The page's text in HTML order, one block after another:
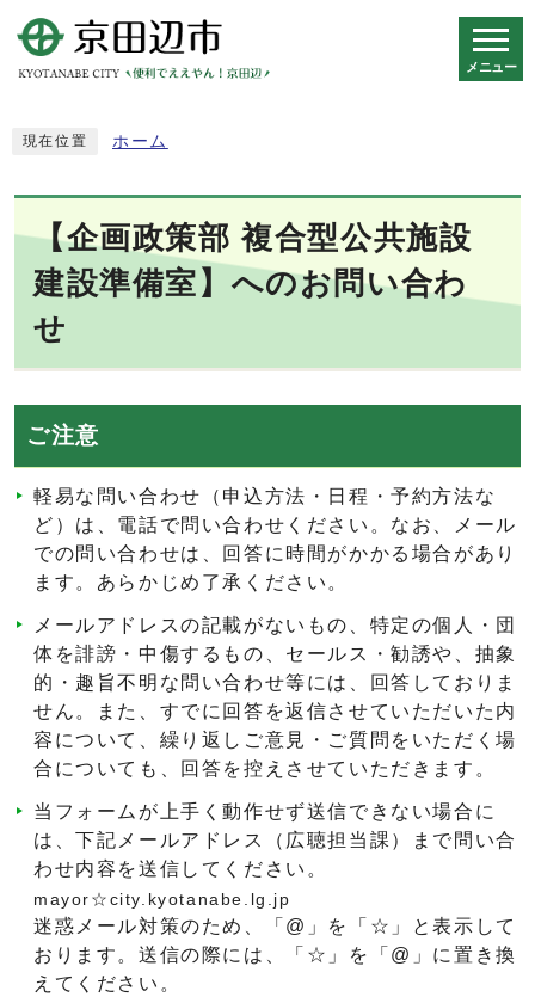
メニュー
現在位置 ホーム
【企画政策部 複合型公共施設
建設準備室】へのお問い合わ
せ
ご注意
軽易な問い合わせ（申込方法・日程・予約方法な
ど）は、電話で問い合わせください。なお、メール
での問い合わせは、回答に時間がかかる場合があり
ます。あらかじめ了承ください。
メールアドレスの記載がないもの、特定の個人・団
体を誹謗・中傷するもの、セールス・勧誘や、抽象
的・趣旨不明な問い合わせ等には、回答しておりま
せん。また、すでに回答を返信させていただいた内
容について、繰り返しご意見・ご質問をいただく場
合についても、回答を控えさせていただきます。
当フォームが上手く動作せず送信できない場合に
は、下記メールアドレス（広聴担当課）まで問い合
わせ内容を送信してください。
mayor☆city.kyotanabe.lg.jp
迷惑メール対策のため、「@」を「☆」と表示して
おります。送信の際には、「☆」を「@」に置き換
えてください。